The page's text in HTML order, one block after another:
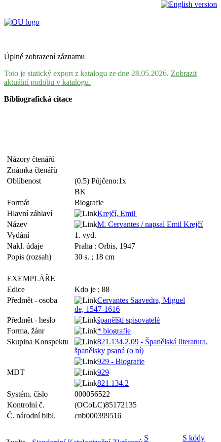
Úplné zobrazení záznamu
Toto je statický export z katalogu ze dne 28.05.2026. Zobrazit
aktuální podobu v katalogu.
Bibliografická citace
Názory čtenářů
Známka čtenářů
Oblíbenost
(0.5) Půjčeno:1x
BK
Formát
Biografie
Hlavní záhlaví
Krejčí, Emil
Název
M. Cervantes / napsal Emil Krejčí
Vydání
1. vyd.
Nakl. údaje
Praha : Orbis, 1947
Popis (rozsah)
30 s. ; 18 cm
EXEMPLÁŘE
Edice
Kdo je ; 88
Předmět - osoba
Cervantes Saavedra, Miguel
de, 1547-1616
Předmět - heslo
španělští spisovatelé
Forma, žánr
* biografie
Skupina Konspektu
821.134.2.09 - Španělská literatura,
španělsky psaná (o ní)
929 - Biografie
MDT
929
821.134.2
Systém. číslo
000056522
Kontrolní č.
(OCoLC)85172135
Č. národní bibl.
cnb000399516
S S kódy